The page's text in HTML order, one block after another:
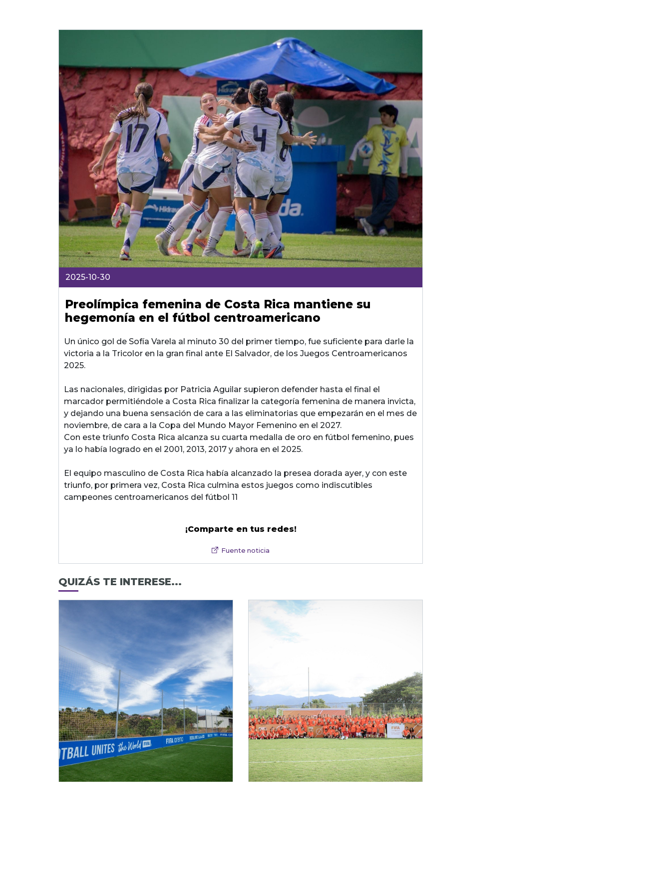
2025-10-30
Preolímpica femenina de Costa Rica mantiene su
hegemonía en el fútbol centroamericano
Un único gol de Sofía Varela al minuto 30 del primer tiempo, fue suficiente para darle la
victoria a la Tricolor en la gran final ante El Salvador, de los Juegos Centroamericanos
2025.
Las nacionales, dirigidas por Patricia Aguilar supieron defender hasta el final el
marcador permitiéndole a Costa Rica finalizar la categoría femenina de manera invicta,
y dejando una buena sensación de cara a las eliminatorias que empezarán en el mes de
noviembre, de cara a la Copa del Mundo Mayor Femenino en el 2027.
Con este triunfo Costa Rica alcanza su cuarta medalla de oro en fútbol femenino, pues
ya lo había logrado en el 2001, 2013, 2017 y ahora en el 2025.
El equipo masculino de Costa Rica había alcanzado la presea dorada ayer, y con este
triunfo, por primera vez, Costa Rica culmina estos juegos como indiscutibles
campeones centroamericanos del fútbol 11
¡Comparte en tus redes!
Fuente noticia
QUIZÁS TE INTERESE...